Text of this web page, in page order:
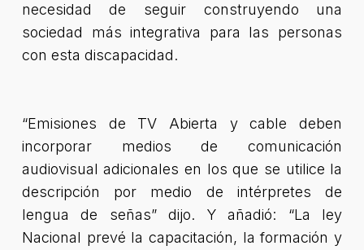
necesidad de seguir construyendo una
sociedad más integrativa para las personas
con esta discapacidad.
“Emisiones de TV Abierta y cable deben
incorporar medios de comunicación
audiovisual adicionales en los que se utilice la
descripción por medio de intérpretes de
lengua de señas” dijo. Y añadió: “La ley
Nacional prevé la capacitación, la formación y